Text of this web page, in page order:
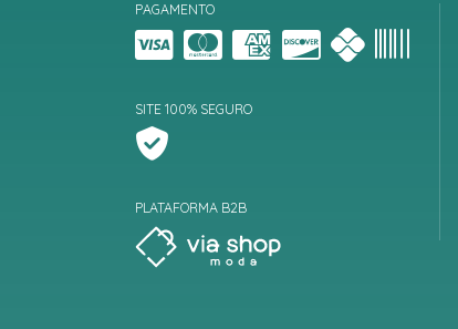
PAGAMENTO
SITE 100% SEGURO
PLATAFORMA B2B